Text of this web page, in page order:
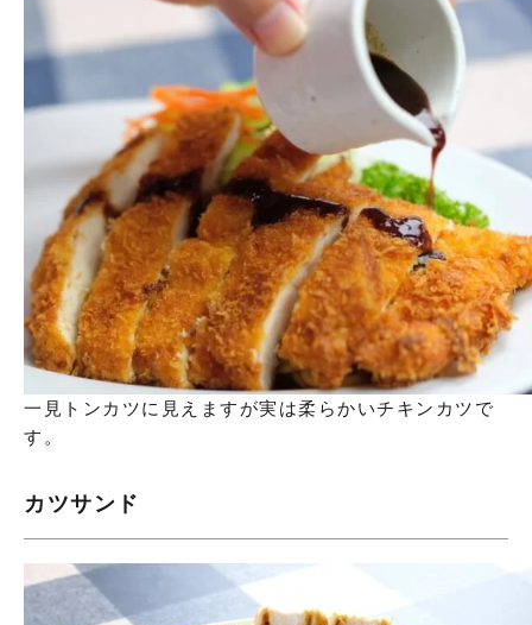
一見トンカツに見えますが実は柔らかいチキンカツで
す。
カツサンド